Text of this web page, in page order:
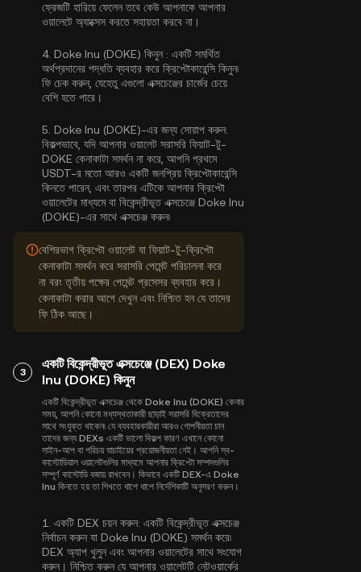
ফ্রেজটি হারিয়ে ফেলেন তবে কেউ আপনাকে আপনার
ওয়ালেটে অ্যাক্সেস করতে সহায়তা করবে না।
4. Doke Inu (DOKE) কিনুন : একটি সমর্থিত
অর্থপ্রদানের পদ্ধতি ব্যবহার করে ক্রিপ্টোকারেন্সি কিনুন৷
ফি চেক করুন, যেহেতু এগুলো এক্সচেঞ্জের চার্জের চেয়ে
বেশি হতে পারে।
5. Doke Inu (DOKE)-এর জন্য সোয়াপ করুন:
বিকল্পভাবে, যদি আপনার ওয়ালেট সরাসরি ফিয়াট-টু-
DOKE কেনাকাটা সমর্থন না করে, আপনি প্রথমে
USDT-র মতো আরও একটি জনপ্রিয় ক্রিপ্টোকারেন্সি
কিনতে পারেন, এবং তারপর এটিকে আপনার ক্রিপ্টো
ওয়ালেটের মাধ্যমে বা বিকেন্দ্রীভূত এক্সচেঞ্জে Doke Inu
(DOKE)-এর সাথে এক্সচেঞ্জ করুন৷
বেশিরভাগ ক্রিপ্টো ওয়ালেট যা ফিয়াট-টু-ক্রিপ্টো
কেনাকাটা সমর্থন করে সরাসরি পেমেন্ট পরিচালনা করে
না বরং তৃতীয় পক্ষের পেমেন্ট প্রসেসর ব্যবহার করে।
কেনাকাটা করার আগে দেখুন এবং নিশ্চিত হন যে তাদের
ফি ঠিক আছে।
3
একটি বিকেন্দ্রীভূত এক্সচেঞ্জে (DEX) Doke
Inu (DOKE) কিনুন
একটি বিকেন্দ্রীভূত এক্সচেঞ্জ থেকে Doke Inu (DOKE) কেনার
সময়, আপনি কোনো মধ্যস্থতাকারী ছাড়াই সরাসরি বিক্রেতাদের
সাথে সংযুক্ত থাকেন৷ যে ব্যবহারকারীরা আরও গোপনীয়তা চান
তাদের জন্য DEXs একটি ভালো বিকল্প কারণ এখানে কোনো
সাইন-আপ বা পরিচয় যাচাইয়ের প্রয়োজনীয়তা নেই। আপনি স্ব-
কাস্টোডিয়াল ওয়ালেটগুলির মাধ্যমে আপনার ক্রিপ্টো সম্পদগুলির
সম্পূর্ণ কাস্টোডি বজায় রাখবেন। কিভাবে একটি DEX-এ Doke
Inu কিনতে হয় তা শিখতে ধাপে ধাপে নির্দেশিকাটি অনুসরণ করুন।
1. একটি DEX চয়ন করুন: একটি বিকেন্দ্রীভূত এক্সচেঞ্জ
নির্বাচন করুন যা Doke Inu (DOKE) সমর্থন করে৷
DEX অ্যাপ খুলুন এবং আপনার ওয়ালেটের সাথে সংযোগ
করুন। নিশ্চিত করুন যে আপনার ওয়ালেটটি নেটওয়ার্কের